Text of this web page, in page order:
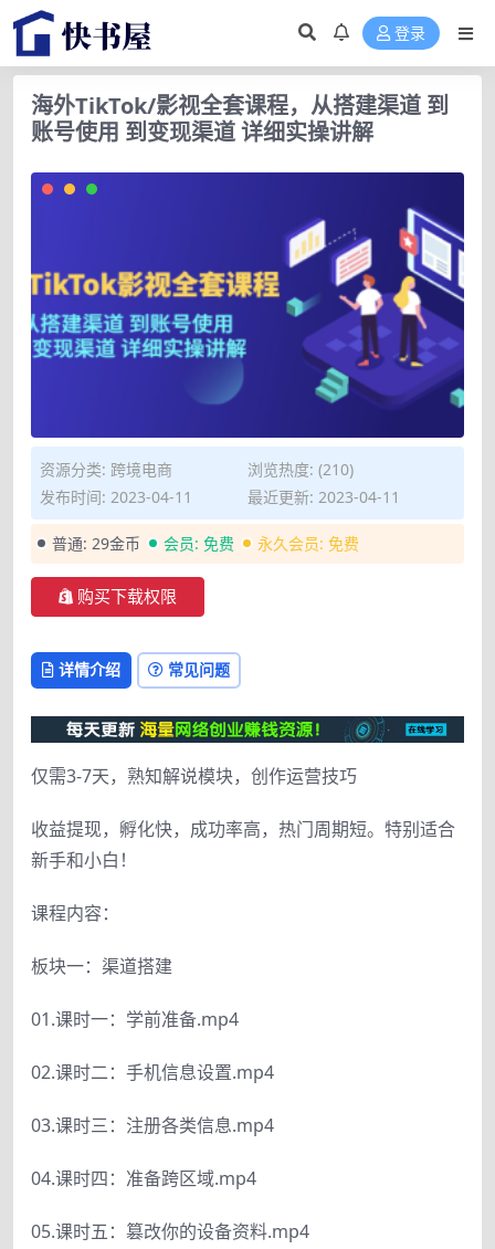
登录
海外TikTok/影视全套课程，从搭建渠道 到
账号使用 到变现渠道 详细实操讲解
资源分类: 跨境电商
浏览热度: (210)
发布时间: 2023-04-11
最近更新: 2023-04-11
普通: 29金币 会员: 免费 永久会员: 免费
购买下载权限
详情介绍 常见问题
仅需3-7天，熟知解说模块，创作运营技巧
收益提现，孵化快，成功率高，热门周期短。特别适合
新手和小白！
课程内容：
板块一：渠道搭建
01.课时一：学前准备.mp4
02.课时二：手机信息设置.mp4
03.课时三：注册各类信息.mp4
04.课时四：准备跨区域.mp4
05.课时五：篡改你的设备资料.mp4